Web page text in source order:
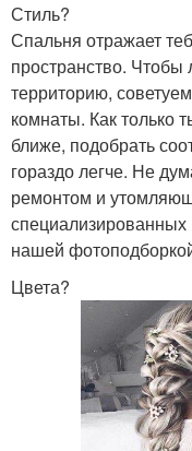
Стиль?
Спальня отражает
пространство. Чтобы
территорию,
комнаты. Как только
ближе, подобрать
гораздо легче. Не
ремонтом и
специализированных
нашей
Цвета?